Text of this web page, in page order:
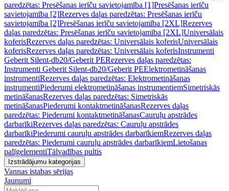
paredzētas: Presēšanas ierīču savietojamība [1]Presēšanas ierīču
savietojamība [2]Rezerves daļas paredzētas: Presēšanas ierīču
savietojamība [2]Presēšanas ierīču savietojamība [2XL]Rezerves
daļas paredzētas: Presēšanas ierīču savietojamība [2XL]Universālais
koferisRezerves daļas paredzētas: Universālais koferisUniversālais
koferisRezerves daļas paredzētas: Universālais koferisInstrumenti
Geberit Silent-db20/Geberit PERezerves daļas paredzētas:
Instrumenti Geberit Silent-db20/Geberit PEElektrometināšanas
instrumentiRezerves daļas paredzētas: Elektrometināšanas
instrumentiPiederumi elektrometināšanas instrumentiemSimetriskās
metināšanasRezerves daļas paredzētas: Simetriskās
metināšanasPiederumi kontaktmetināšanasRezerves daļas
paredzētas: Piederumi kontaktmetināšanasCauruļu apstrādes
darbarīkiRezerves daļas paredzētas: Cauruļu apstrādes
darbarīkiPiederumi cauruļu apstrādes darbarīkiemRezerves daļas
paredzētas: Piederumi cauruļu apstrādes darbarīkiemLietošanas
palīgelementiTālvadības pultis
Izstrādājumu kategorijas
Vannas istabas sērijas
Jaunumi